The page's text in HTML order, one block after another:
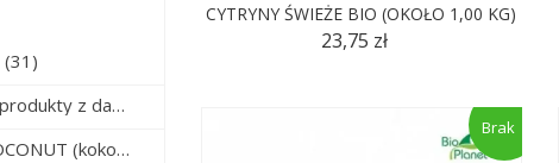
(31)
BIOTAMRA (produkty z daktyli)
GENUINE COCONUT (kokosy świeże do picia)
CYTRYNY ŚWIEŻE BIO (OKOŁO 1,00 KG)
23,75 zł
Brak